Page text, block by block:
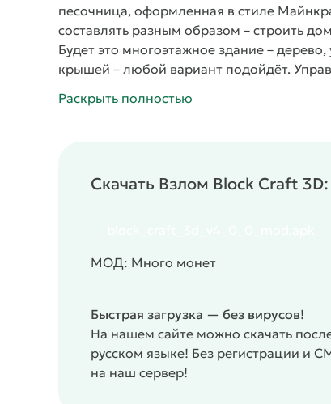
песочница, оформленная в стиле
составлять разным образом – строить
Будет это многоэтажное здание –
крышей – любой вариант подойдёт.
операций – кнопки справа. Наверху
строительство можно сразу после
Раскрыть полностью
Скачать Взлом Block Craft
МОД: Много монет
Быстрая загрузка — без вирусов!
На нашем сайте можно скачать
русском языке! Без регистрации и
на наш сервер!